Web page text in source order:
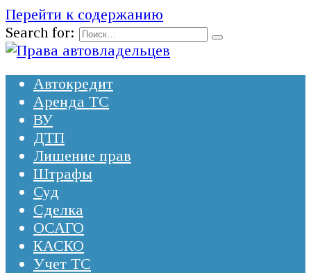
Перейти к содержанию
Search for:
Автокредит
Аренда ТС
ВУ
ДТП
Лишение прав
Штрафы
Суд
Сделка
ОСАГО
КАСКО
Учет ТС